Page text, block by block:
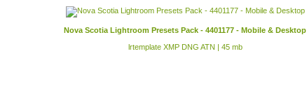
Nova Scotia Lightroom Presets Pack - 4401177 - Mobile & Desktop
lrtemplate XMP DNG ATN | 45 mb